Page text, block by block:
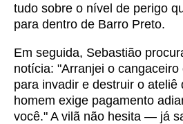
tudo sobre o nível de perigo
para dentro de Barro Preto.
Em seguida, Sebastião
notícia: "Arranjei o
para invadir e destruir o ateliê
homem exige pagamento
você." A vilã não hesita — já